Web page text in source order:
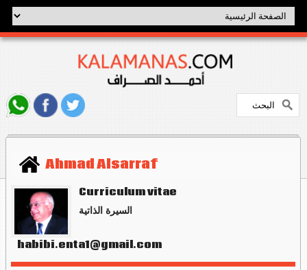
Ahmad Alsarraf
Curriculum vitae
السيرة الذاتية
habibi.enta1@gmail.com